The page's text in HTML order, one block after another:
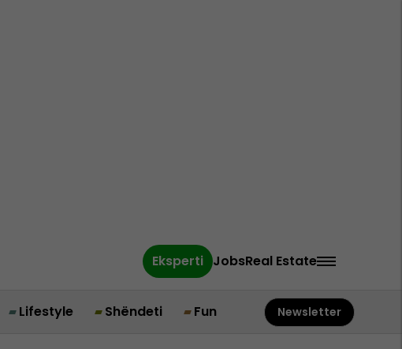
Eksperti JobsReal Estate
Lifestyle Shëndeti Fun Newsletter